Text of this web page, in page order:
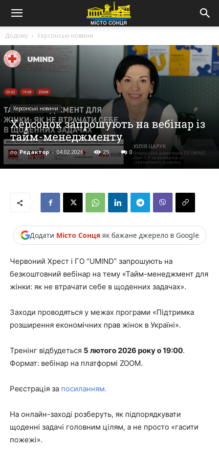
Додому Херсонські новини
Херсонські новини
Херсонок запрошують на вебінар із
тайм-менеджменту
по Редактор - 04.02.2026 25 0
Додати Місто Сонцяяк бажане джерело в Google
Червоний Хрест і ГО “UMIND” запрошують на
безкоштовний вебінар на тему «Тайм-менеджмент для
жінки: як не втрачати себе в щоденних задачах».
Заходи проводяться у межах програми «Підтримка
розширення економічних прав жінок в Україні».
Тренінг відбудеться 5 лютого 2026 року о 19:00.
Формат: вебінар на платформі ZOOM.
Реєстрація за посиланням.
На онлайн-заході розберуть, як підпорядкувати
щоденні задачі головним цілям, а не просто «гасити
пожежі».